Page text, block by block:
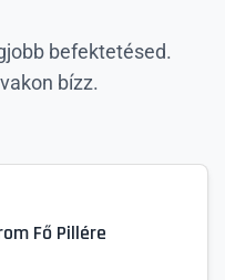
befektetésed.
bízz.
Fő Pillére